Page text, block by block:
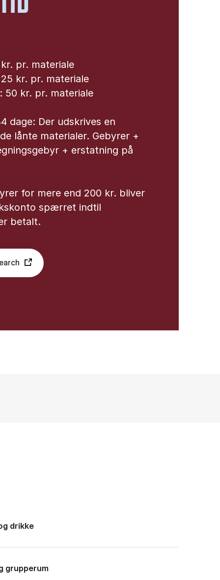
pr. materiale
kr. pr. materiale
50 kr. pr. materiale
dage: Der udskrives en
lånte materialer. Gebyrer +
+ erstatning på
for mere end 200 kr. bliver
spærret indtil
betalt.
drikke
grupperum